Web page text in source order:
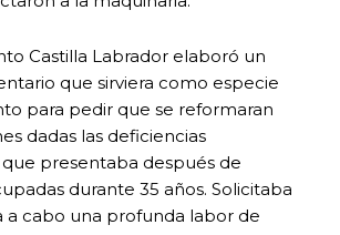
Castilla Labrador elaboró un
que sirviera como especie
para pedir que se reformaran
dadas las deficiencias
presentaba después de
durante 35 años. Solicitaba
a cabo una profunda labor de